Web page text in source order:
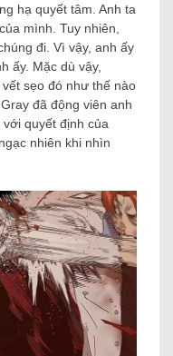
hạ quyết tâm. Anh ta
mình. Tuy nhiên,
đi. Vì vậy, anh ấy
ấy. Mặc dù vậy,
sẹo đó như thế nào
đã động viên anh
quyết định của
nhiên khi nhìn